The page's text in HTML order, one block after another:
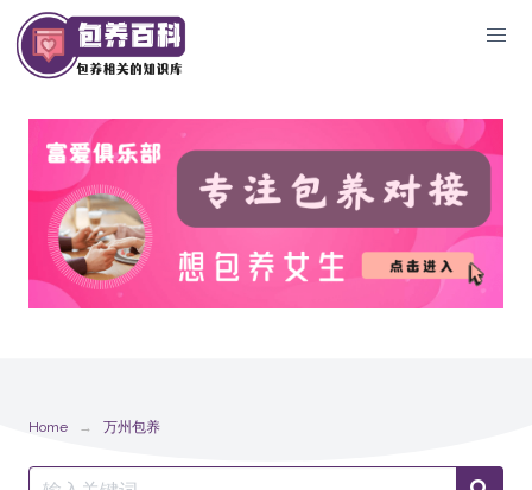
Skip
to
content
Home 万州包养
Search